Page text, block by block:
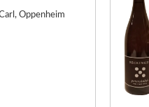
Oppenheim